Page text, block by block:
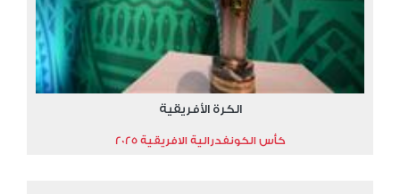
الكرة الأفريقية
كأس الكونفدرالية الافريقية 2025